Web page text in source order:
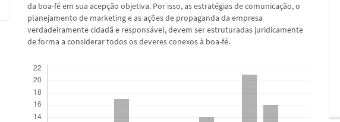
da boa-fé em sua acepção objetiva. Por isso, as estratégias de comunicação, o
planejamento de marketing e as ações de propaganda da empresa
verdadeiramente cidadã e responsável, devem ser estruturadas juridicamente
de forma a considerar todos os deveres conexos à boa-fé.